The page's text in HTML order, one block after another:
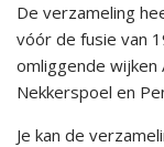
De verzameling
vóór de fusie van
omliggende
Nekkerspoel en
Je kan de